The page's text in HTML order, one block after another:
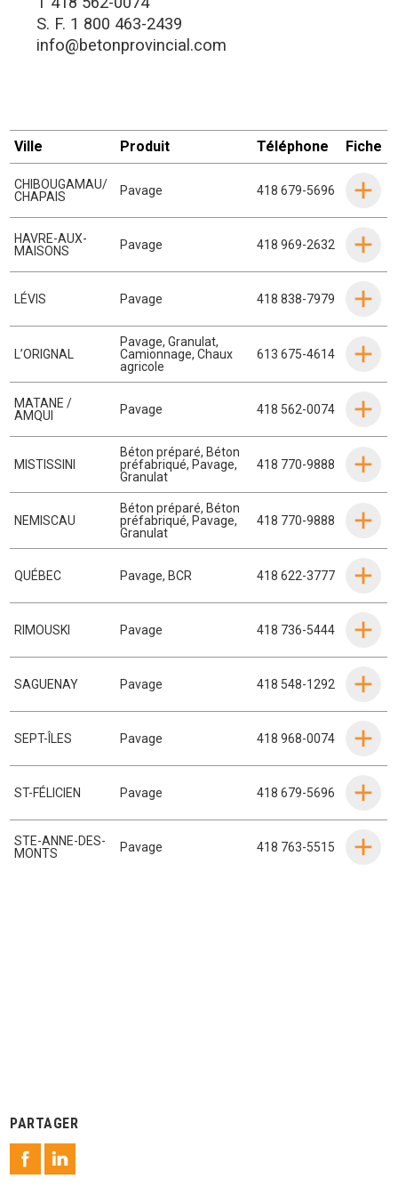
S. F. 1 800 463-2439
info@betonprovincial.com
Ville Produit Téléphone Fiche
CHIBOUGAMAU/
CHAPAIS
Pavage 418 679-5696
HAVRE-AUX-
MAISONS
Pavage 418 969-2632
LÉVIS Pavage 418 838-7979
L’ORIGNAL
Pavage,Granulat,
Camionnage,Chaux
agricole
613 675-4614
MATANE /
AMQUI
Pavage 418 562-0074
MISTISSINI
Béton préparé, Béton
préfabriqué, Pavage,
Granulat
418 770-9888
NEMISCAU
Béton préparé, Béton
préfabriqué, Pavage,
Granulat
418 770-9888
QUÉBEC Pavage, BCR 418 622-3777
RIMOUSKI Pavage 418 736-5444
SAGUENAY Pavage 418 548-1292
SEPT-ÎLES Pavage 418 968-0074
ST-FÉLICIEN Pavage 418 679-5696
STE-ANNE-DES-
MONTS
Pavage 418 763-5515
PARTAGER